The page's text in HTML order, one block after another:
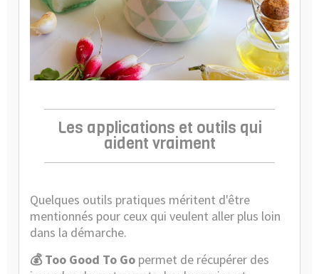
Les applications et outils qui
aident vraiment
Quelques outils pratiques méritent d'être
mentionnés pour ceux qui veulent aller plus loin
dans la démarche.
💰 Too Good To Go permet de récupérer des